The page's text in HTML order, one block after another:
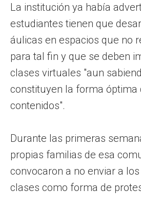
La institución ya había
estudiantes tienen que
áulicas en espacios que no
para tal fin y que se deben
clases virtuales "aun
constituyen la forma óptima
contenidos".
Durante las primeras
propias familias de esa
convocaron a no enviar a
clases como forma de